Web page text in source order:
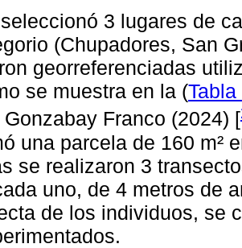
3 lugares de
(Chupadores, San
georreferenciadas
se muestra en la (Tabla
Gonzabay Franco (2024) [
una parcela de 160 m²
se realizaron 3
uno, de 4 metros de
de los individuos, se